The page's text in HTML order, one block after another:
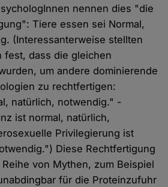
nennen dies "die
Tiere essen sei Normal,
(Interessanterweise stellten
fest, dass die gleichen
um andere dominierende
zu rechtfertigen:
natürlich, notwendig." -
ist normal, natürlich,
Privilegierung ist
Diese Rechtfertigung
von Mythen, zum Beispiel
für die Proteinzufuhr